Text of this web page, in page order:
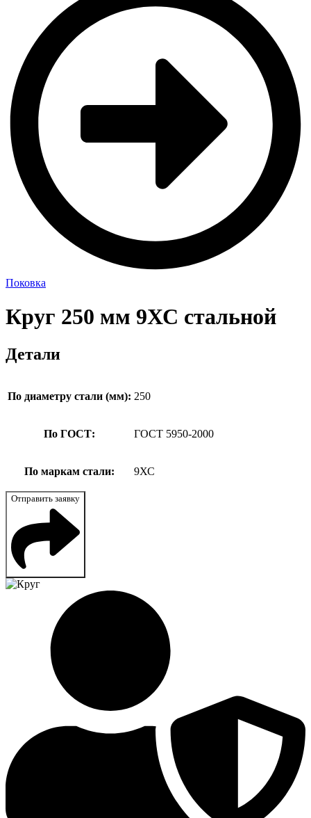
Поковка
Круг 250 мм 9ХС стальной
Детали
По диаметру стали (мм): 250
По ГОСТ: ГОСТ 5950-2000
По маркам стали: 9ХС
Отправить заявку